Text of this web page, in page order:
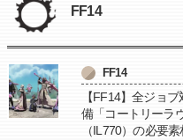
FF14
FF14
【FF14】全ジョ
備「コートリーラ
（IL770）の必要